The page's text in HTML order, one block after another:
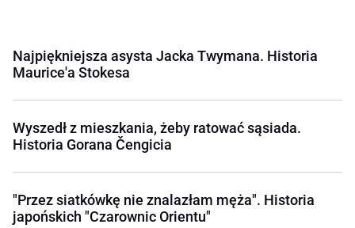
Najpiękniejsza asysta Jacka Twymana. Historia
Maurice'a Stokesa
Wyszedł z mieszkania, żeby ratować sąsiada.
Historia Gorana Čengicia
"Przez siatkówkę nie znalazłam męża". Historia
japońskich "Czarownic Orientu"